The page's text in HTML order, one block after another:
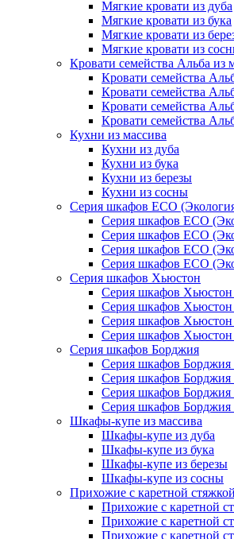
Мягкие кровати из дуба
Мягкие кровати из бука
Мягкие кровати из
Мягкие кровати из
Кровати семейства Альба из
Кровати семейства
Кровати семейства
Кровати семейства
Кровати семейства
Кухни из массива
Кухни из дуба
Кухни из бука
Кухни из березы
Кухни из сосны
Серия шкафов ECO
Серия шкафов ECO
Серия шкафов ECO
Серия шкафов ECO
Серия шкафов ECO
Серия шкафов Хьюстон
Серия шкафов Хьюстон
Серия шкафов Хьюстон
Серия шкафов Хьюстон
Серия шкафов Хьюстон
Серия шкафов Борджия
Серия шкафов Борджия
Серия шкафов Борджия
Серия шкафов Борджия
Серия шкафов Борджия
Шкафы-купе из массива
Шкафы-купе из дуба
Шкафы-купе из бука
Шкафы-купе из березы
Шкафы-купе из сосны
Прихожие с каретной стяжкой
Прихожие с каретной
Прихожие с каретной
Прихожие с каретной